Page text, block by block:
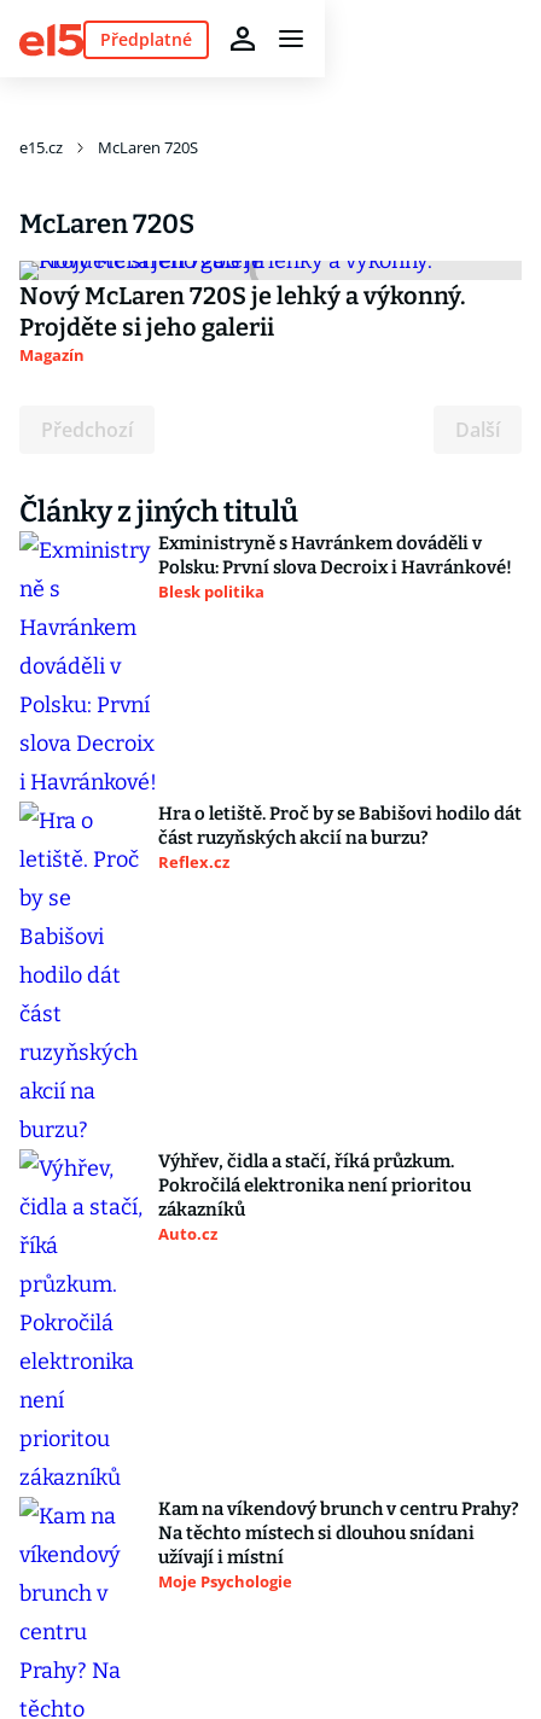
Předplatné
e15.cz McLaren 720S
McLaren 720S
Nový McLaren 720S je lehký a výkonný.
Projděte si jeho galerii
Magazín
Předchozí Další
Články z jiných titulů
Exministryně s Havránkem dováděli v
Polsku: První slova Decroix i Havránkové!
Blesk politika
Hra o letiště. Proč by se Babišovi hodilo dát
část ruzyňských akcií na burzu?
Reflex.cz
Výhřev, čidla a stačí, říká průzkum.
Pokročilá elektronika není prioritou
zákazníků
Auto.cz
Kam na víkendový brunch v centru Prahy?
Na těchto místech si dlouhou snídani
užívají i místní
Moje Psychologie